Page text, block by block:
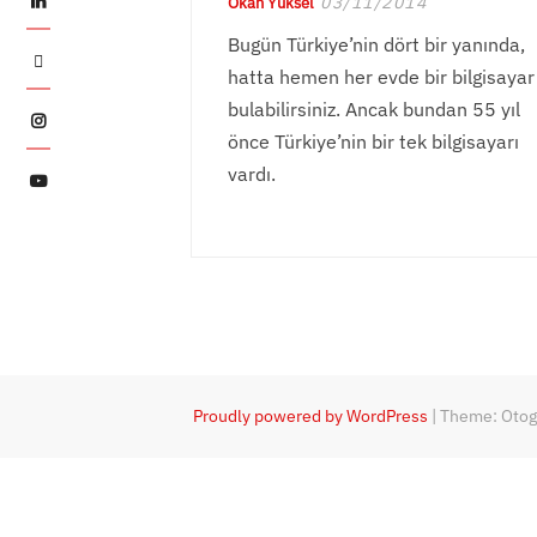
Twitter
Instagram
YouTube
Bugün Türkiye’nin dört bir yanında,
hatta hemen her evde bir bilgisayar
bulabilirsiniz. Ancak bundan 55 yıl
önce Türkiye’nin bir tek bilgisayarı
vardı.
Proudly powered by WordPress |Theme: